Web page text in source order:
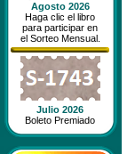
Agosto 2026
Haga clic el libro
para participar en
el Sorteo Mensual.
Julio 2026
Boleto Premiado